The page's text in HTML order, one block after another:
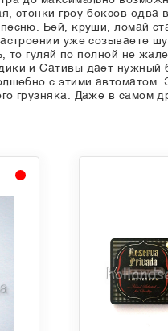
стенки гроу-боксов
Бей, круши, ломай
уже созываете
то гуляй по полной не
и Сативы дает нужный
с этими
грузняка. Даже в самом